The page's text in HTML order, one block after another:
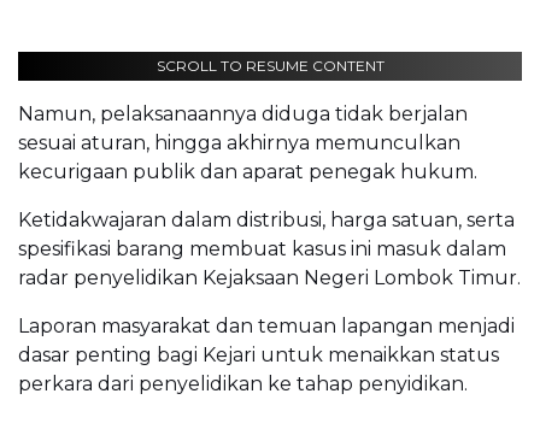
SCROLL TO RESUME CONTENT
Namun, pelaksanaannya diduga tidak berjalan
sesuai aturan, hingga akhirnya memunculkan
kecurigaan publik dan aparat penegak hukum.
Ketidakwajaran dalam distribusi, harga satuan, serta
spesifikasi barang membuat kasus ini masuk dalam
radar penyelidikan Kejaksaan Negeri Lombok Timur.
Laporan masyarakat dan temuan lapangan menjadi
dasar penting bagi Kejari untuk menaikkan status
perkara dari penyelidikan ke tahap penyidikan.